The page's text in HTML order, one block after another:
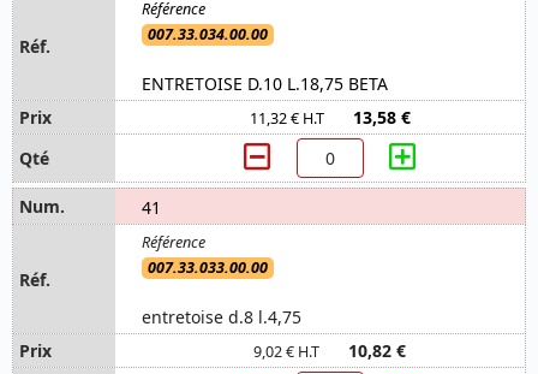
007.33.034.00.00
ENTRETOISE D.10 L.18,75 BETA
11,32 € H.T 13,58 €
41
007.33.033.00.00
entretoise d.8 l.4,75
9,02 € H.T 10,82 €